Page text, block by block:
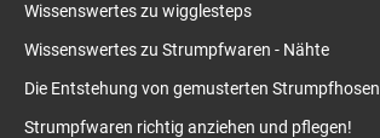
Wissenswertes zu wigglesteps
Wissenswertes zu Strumpfwaren - Nähte
Die Entstehung von gemusterten Strumpfhosen
Strumpfwaren richtig anziehen und pflegen!